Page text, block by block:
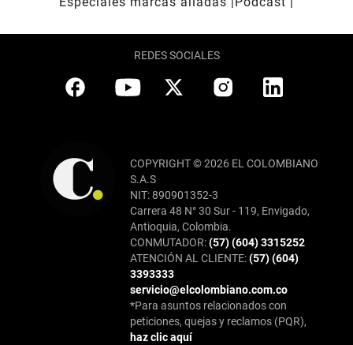
REDES SOCIALES
COPYRIGHT © 2026 EL COLOMBIANO
S.A.S
NIT: 890901352-3
Carrera 48 N° 30 Sur - 119, Envigado,
Antioquia, Colombia.
CONMUTADOR:(57) (604) 3315252
ATENCIÓN AL CLIENTE:(57) (604)
3393333
servicio@elcolombiano.com.co
*Para asuntos relacionados con
peticiones, quejas y reclamos (PQR),
haz clic aquí